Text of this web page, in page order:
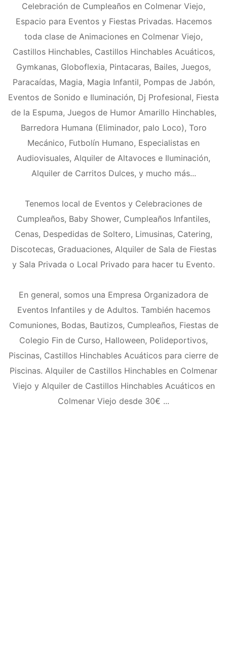
Celebración de Cumpleaños en Colmenar Viejo,
Espacio para Eventos y Fiestas Privadas. Hacemos
toda clase de Animaciones en Colmenar Viejo,
Castillos Hinchables, Castillos Hinchables Acuáticos,
Gymkanas, Globoflexia, Pintacaras, Bailes, Juegos,
Paracaídas, Magia, Magia Infantil, Pompas de Jabón,
Eventos de Sonido e Iluminación, Dj Profesional, Fiesta
de la Espuma, Juegos de Humor Amarillo Hinchables,
Barredora Humana (Eliminador, palo Loco), Toro
Mecánico, Futbolín Humano, Especialistas en
Audiovisuales, Alquiler de Altavoces e Iluminación,
Alquiler de Carritos Dulces, y mucho más...
Tenemos local de Eventos y Celebraciones de
Cumpleaños, Baby Shower, Cumpleaños Infantiles,
Cenas, Despedidas de Soltero, Limusinas, Catering,
Discotecas, Graduaciones, Alquiler de Sala de Fiestas
y Sala Privada o Local Privado para hacer tu Evento.
En general, somos una Empresa Organizadora de
Eventos Infantiles y de Adultos. También hacemos
Comuniones, Bodas, Bautizos, Cumpleaños, Fiestas de
Colegio Fin de Curso, Halloween, Polideportivos,
Piscinas, Castillos Hinchables Acuáticos para cierre de
Piscinas. Alquiler de Castillos Hinchables en Colmenar
Viejo y Alquiler de Castillos Hinchables Acuáticos en
Colmenar Viejo desde 30€ ...